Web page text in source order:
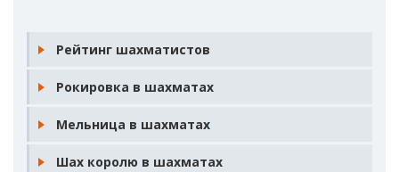
Рейтинг шахматистов
Рокировка в шахматах
Мельница в шахматах
Шах королю в шахматах